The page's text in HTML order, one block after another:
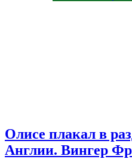
Олисе плакал в
Англии. Вингер